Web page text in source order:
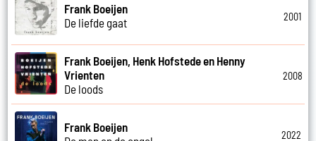
Frank Boeijen
De liefde gaat
2001
Frank Boeijen, Henk Hofstede en Henny
Vrienten
De loods
2008
Frank Boeijen
2022